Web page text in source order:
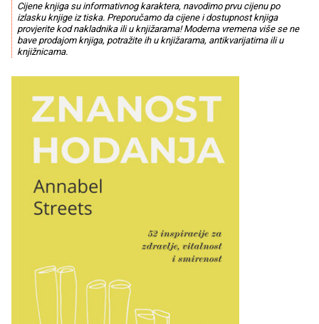
Cijene knjiga su informativnog karaktera, navodimo prvu cijenu po
izlasku knjige iz tiska. Preporučamo da cijene i dostupnost knjiga
provjerite kod nakladnika ili u knjižarama! Moderna vremena više se ne
bave prodajom knjiga, potražite ih u knjižarama, antikvarijatima ili u
knjižnicama.